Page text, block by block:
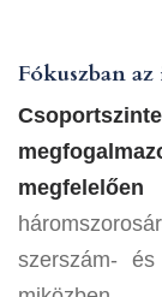
Fókuszban
szerszám- és